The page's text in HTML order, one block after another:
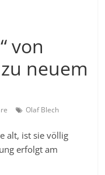
von
neuem
Olaf Blech
alt, ist sie völlig
erfolgt am